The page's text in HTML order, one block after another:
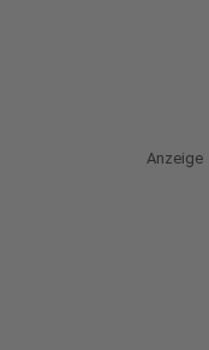
Anzeige